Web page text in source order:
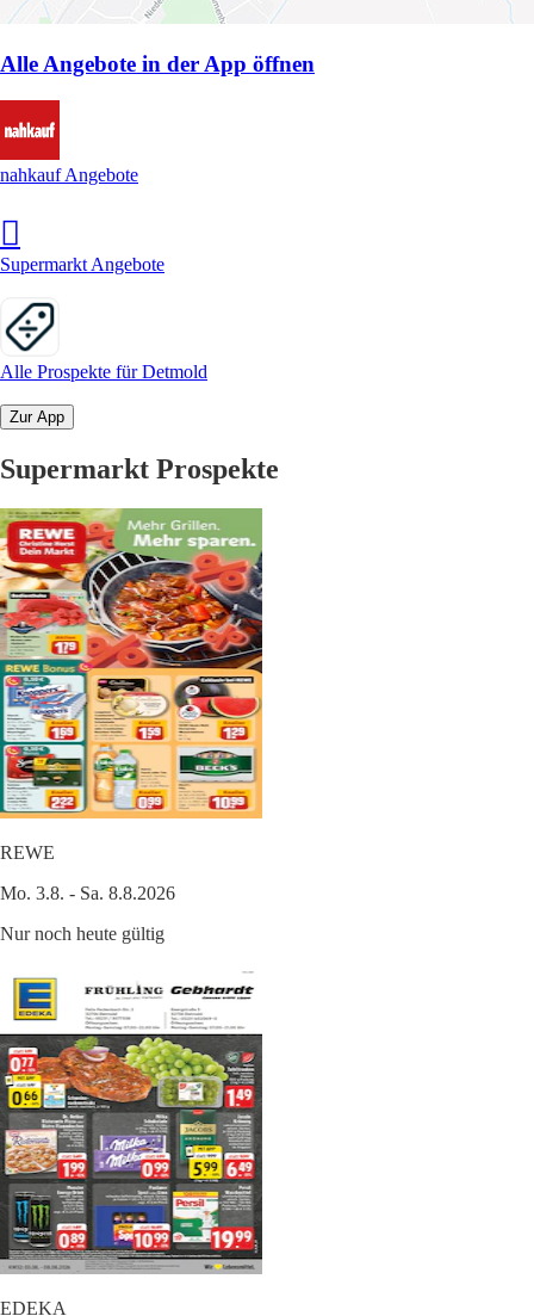
Alle Angebote in der App öffnen
nahkauf Angebote
Supermarkt Angebote
Alle Prospekte für Detmold
Zur App
Supermarkt Prospekte
REWE
Mo. 3.8. - Sa. 8.8.2026
Nur noch heute gültig
EDEKA